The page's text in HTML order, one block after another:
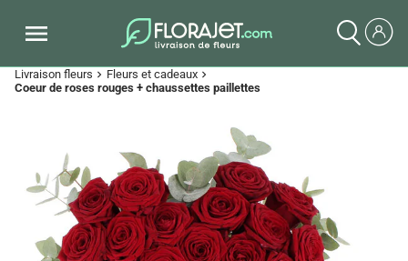
Livraison fleurs chevron_right Fleurs et cadeaux chevron_right
Coeur de roses rouges + chaussettes paillettes